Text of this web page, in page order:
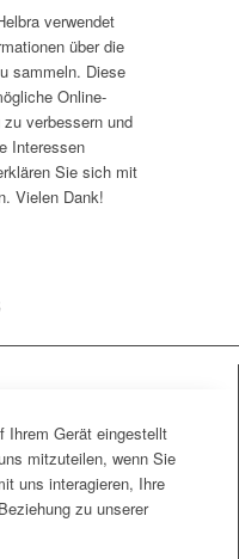
verwendet
über die
sammeln. Diese
Online-
verbessern und
Interessen
Sie sich mit
Vielen Dank!
Ihrem Gerät eingestellt
mitzuteilen, wenn Sie
uns interagieren, Ihre
zu unserer